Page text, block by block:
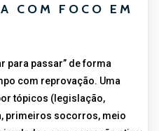
COM FOCO EM
para passar” de forma
com reprovação. Uma
tópicos (legislação,
primeiros socorros, meio